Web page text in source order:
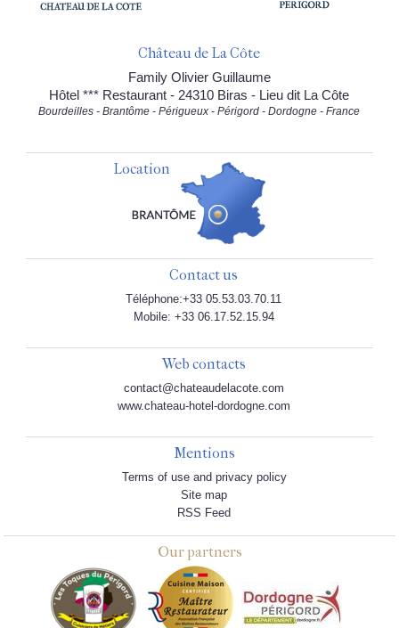
Château de La Côte
Family Olivier Guillaume
Hôtel *** Restaurant - 24310 Biras - Lieu dit La Côte
Bourdeilles - Brantôme - Périgueux - Périgord - Dordogne - France
Location
Contact us
Téléphone:+33 05.53.03.70.11
Mobile: +33 06.17.52.15.94
Web contacts
contact@chateaudelacote.com
www.chateau-hotel-dordogne.com
Mentions
Terms of use and privacy policy
Site map
RSS Feed
Our partners